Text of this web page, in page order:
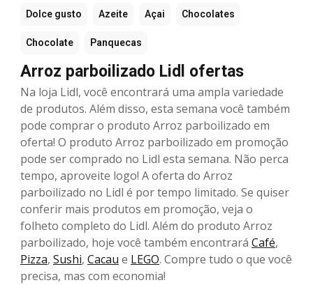
Dolce gusto Azeite Açai Chocolates
Chocolate Panquecas
Arroz parboilizado Lidl ofertas
Na loja Lidl, você encontrará uma ampla variedade
de produtos. Além disso, esta semana você também
pode comprar o produto Arroz parboilizado em
oferta! O produto Arroz parboilizado em promoção
pode ser comprado no Lidl esta semana. Não perca
tempo, aproveite logo! A oferta do Arroz
parboilizado no Lidl é por tempo limitado. Se quiser
conferir mais produtos em promoção, veja o
folheto completo do Lidl. Além do produto Arroz
parboilizado, hoje você também encontrará Café,
Pizza, Sushi, Cacau e LEGO. Compre tudo o que você
precisa, mas com economia!